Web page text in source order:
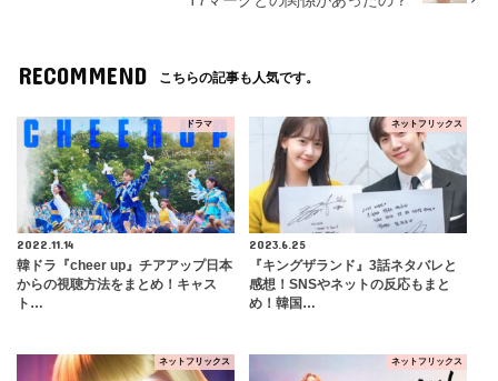
RECOMMEND こちらの記事も人気です。
ドラマ
2022.11.14
韓ドラ『cheer up』チアアップ日本
からの視聴方法をまとめ！キャス
ト…
ネットフリックス
2023.6.25
『キングザランド』3話ネタバレと
感想！SNSやネットの反応もまと
め！韓国…
ネットフリックス ネットフリックス